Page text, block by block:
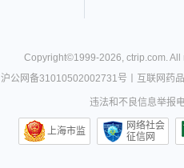
Copyright©1999-2026,ctrip.com.
沪公网备31010502002731号
互联网药
违法和不良信息举报
上海市监
网络社会
征信网